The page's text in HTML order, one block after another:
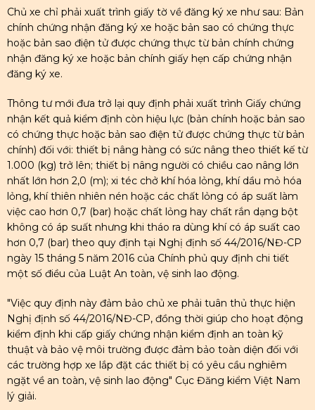
Chủ xe chỉ phải xuất trình giấy tờ về đăng ký xe như sau: Bản
chính chứng nhận đăng ký xe hoặc bản sao có chứng thực
hoặc bản sao điện tử được chứng thực từ bản chính chứng
nhận đăng ký xe hoặc bản chính giấy hẹn cấp chứng nhận
đăng ký xe.
Thông tư mới đưa trở lại quy định phải xuất trình Giấy chứng
nhận kết quả kiểm định còn hiệu lực (bản chính hoặc bản sao
có chứng thực hoặc bản sao điện tử được chứng thực từ bản
chính) đối với: thiết bị nâng hàng có sức nâng theo thiết kế từ
1.000 (kg) trở lên; thiết bị nâng người có chiều cao nâng lớn
nhất lớn hơn 2,0 (m); xi téc chở khí hóa lỏng, khí dầu mỏ hóa
lỏng, khí thiên nhiên nén hoặc các chất lỏng có áp suất làm
việc cao hơn 0,7 (bar) hoặc chất lỏng hay chất rắn dạng bột
không có áp suất nhưng khi tháo ra dùng khí có áp suất cao
hơn 0,7 (bar) theo quy định tại Nghị định số 44/2016/NĐ-CP
ngày 15 tháng 5 năm 2016 của Chính phủ quy định chi tiết
một số điều của Luật An toàn, vệ sinh lao động.
"Việc quy định này đảm bảo chủ xe phải tuân thủ thực hiện
Nghị định số 44/2016/NĐ-CP, đồng thời giúp cho hoạt động
kiểm định khi cấp giấy chứng nhận kiểm định an toàn kỹ
thuật và bảo vệ môi trường được đảm bảo toàn diện đối với
các trường hợp xe lắp đặt các thiết bị có yêu cầu nghiêm
ngặt về an toàn, vệ sinh lao động" Cục Đăng kiểm Việt Nam
lý giải.